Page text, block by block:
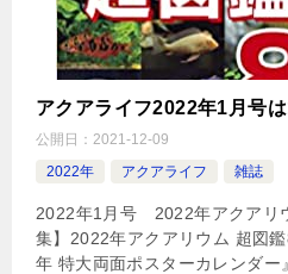
アクアライフ2022年1月号
公開日： 2021-12-09
2022年
アクアライフ 雑誌
2022年1月号 2022年アクアリ
集】2022年アクアリウム 超図
年 特大両面ポスターカレンダ